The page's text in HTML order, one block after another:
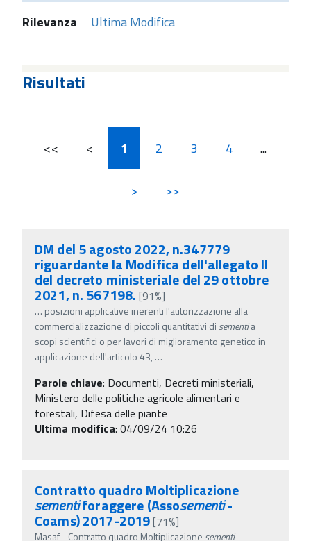
Rilevanza Ultima Modifica
Risultati
<< < 1 2 3 4 ...
> >>
DM del 5 agosto 2022, n.347779
riguardante la Modifica dell'allegato II
del decreto ministeriale del 29 ottobre
2021, n. 567198. [91%]
… posizioni applicative inerenti l'autorizzazione alla
commercializzazione di piccoli quantitativi di sementia
scopi scientifici o per lavori di miglioramento genetico in
applicazione dell'articolo 43, …
Parole chiave: Documenti, Decreti ministeriali,
Ministero delle politiche agricole alimentari e
forestali, Difesa delle piante
Ultima modifica: 04/09/24 10:26
Contratto quadro Moltiplicazione
sementiforaggere (Assosementi-
Coams) 2017-2019[71%]
Masaf - Contratto quadro Moltiplicazione sementi